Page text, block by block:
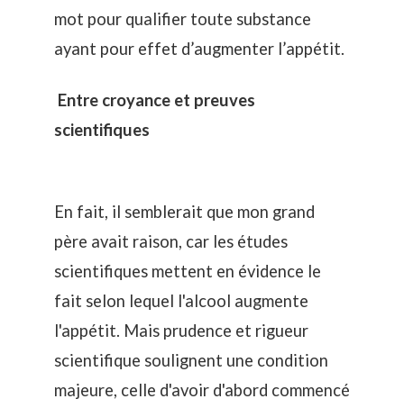
mot pour qualifier toute substance
ayant pour effet d’augmenter l’appétit.
Entre croyance et preuves
scientifiques
En fait, il semblerait que mon grand
père avait raison, car les études
scientifiques mettent en évidence le
fait selon lequel l'alcool augmente
l'appétit. Mais prudence et rigueur
scientifique soulignent une condition
majeure, celle d'avoir d'abord commencé